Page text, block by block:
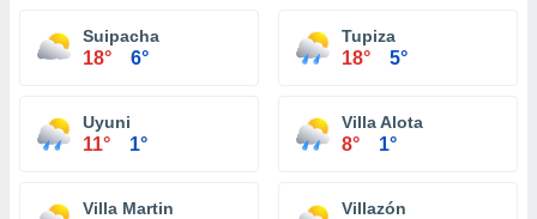
Suipacha
18° 6°
Tupiza
18° 5°
Uyuni
11° 1°
Villa Alota
8° 1°
Villa Martin Villazón